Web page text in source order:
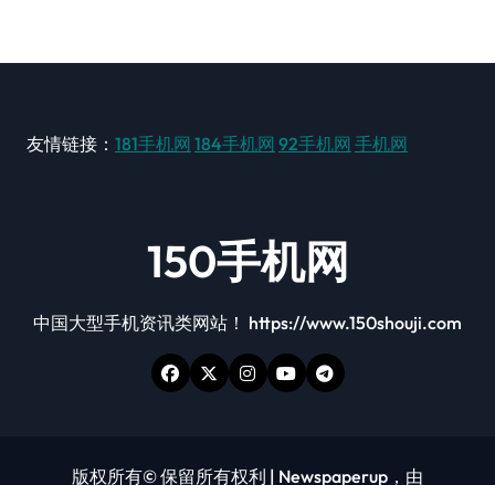
友情链接： 181手机网 184手机网 92手机网 手机网
150手机网
中国大型手机资讯类网站！ https://www.150shouji.com
版权所有© 保留所有权利 | Newspaperup ，由